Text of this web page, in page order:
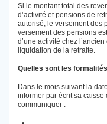
Si le montant total des
d’activité et pensions de
autorisé, le versement des
versement des pensions
d’une activité chez
liquidation de la retraite.
Quelles sont les
Dans le mois suivant la
informer par écrit sa
communiquer :